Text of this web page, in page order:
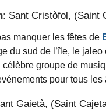
: Sant Cristòfol, (Saint
manquer les fêtes de
du sud de l’île, le
célèbre groupe de
pour tous
Gaietà, (Saint